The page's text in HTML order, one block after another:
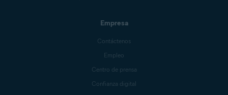
Empresa
Contáctenos
Empleo
Centro de prensa
Confianza digital